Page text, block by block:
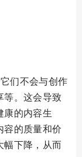
们不会与创作
等。这会导致
康的内容生
的质量和价
幅下降，从而